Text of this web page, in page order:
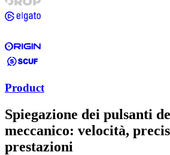
Product
Spiegazione dei pulsanti
meccanico: velocità,
prestazioni